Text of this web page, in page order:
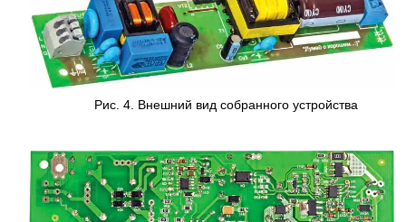
Рис. 4. Внешний вид собранного устройства